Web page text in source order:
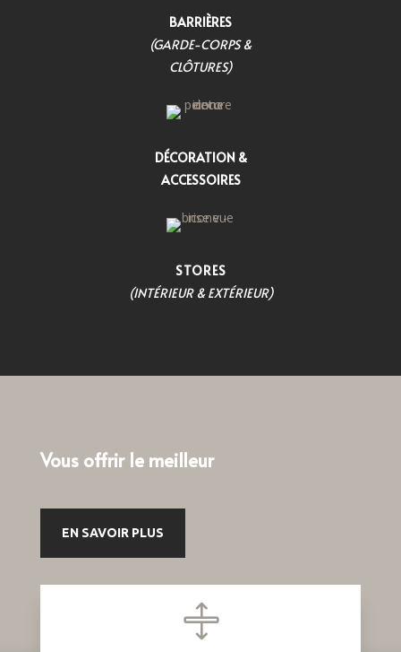
BARRIÈRES
(GARDE-CORPS &
CLÔTURES)
DÉCORATION &
ACCESSOIRES
STORES
(INTÉRIEUR & EXTÉRIEUR)
Vous offrir le meilleur
EN SAVOIR PLUS
